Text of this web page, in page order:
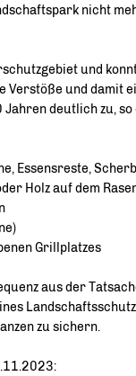
nicht
und
Verstöße und damit
deutlich zu, so
Essensreste,
Holz auf dem
Grillplatzes
aus der
zu sichern.